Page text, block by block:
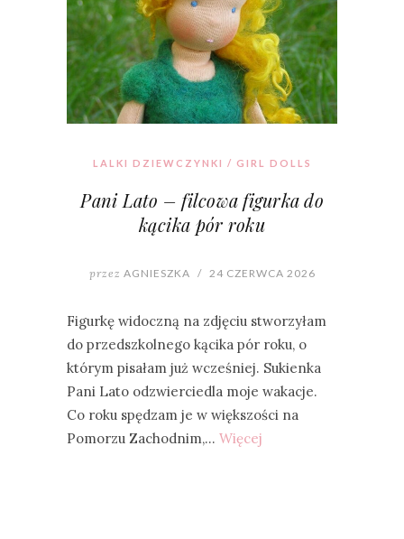
LALKI DZIEWCZYNKI / GIRL DOLLS
Pani Lato – filcowa figurka do
kącika pór roku
przez AGNIESZKA / 24 CZERWCA 2026
Figurkę widoczną na zdjęciu stworzyłam
do przedszkolnego kącika pór roku, o
którym pisałam już wcześniej. Sukienka
Pani Lato odzwierciedla moje wakacje.
Co roku spędzam je w większości na
Pomorzu Zachodnim,… Więcej